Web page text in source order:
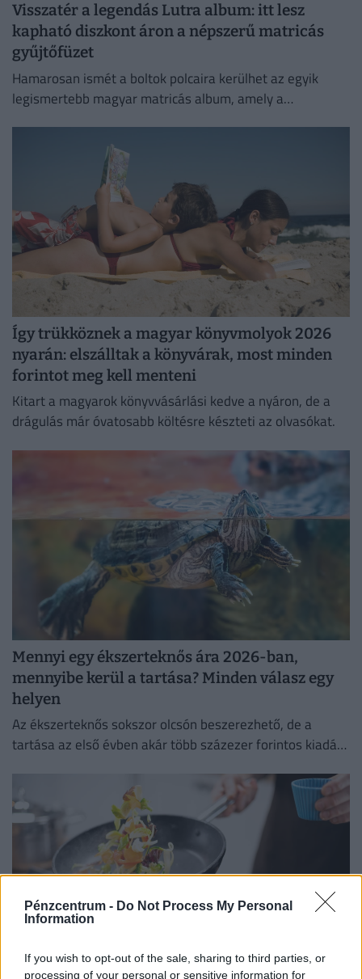
Pénzcentrum - Do Not Process My Personal
Information
If you wish to opt-out of the sale, sharing to third parties, or
processing of your personal or sensitive information for
Visszatér a legendás Lutra album: itt lesz
kapható diszkont áron a népszerű matricás
gyűjtőfüzet
Hamarosan ismét a boltok polcaira kerülhet az egyik
legismertebb magyar matricás album, amely a
Így trükköznek a magyar könyvmolyok 2026
nyarán: elszálltak a könyvárak, most minden
forintot meg kell menteni
Kitart a magyarok könyvvásárlási kedve a nyáron, de a
drágulás már óvatosabb költésre készteti az olvasókat.
Mennyi egy ékszerteknős ára 2026-ban,
mennyibe kerül a tartása? Minden válasz egy
helyen
Az ékszerteknős sokszor olcsón beszerezhető, de a
tartása az első évben akár több százezer forintos kiadás